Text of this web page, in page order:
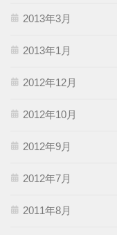
2013年3月
2013年1月
2012年12月
2012年10月
2012年9月
2012年7月
2011年8月